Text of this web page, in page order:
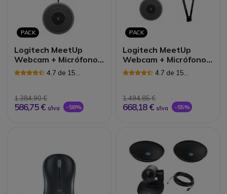
PACK
Logitech MeetUp
Webcam + Micrófono
de expansión
4.7 de 15
1.384,90 €
586,75 € s/Iva -58%
PACK
Logitech MeetUp
Webcam + Micrófono
+ Montaje TV
4.7 de 15
1.494,85 €
668,18 € s/Iva -55%